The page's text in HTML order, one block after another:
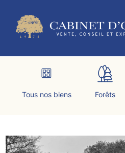
Aller
LE
Tous nos biens Forêts